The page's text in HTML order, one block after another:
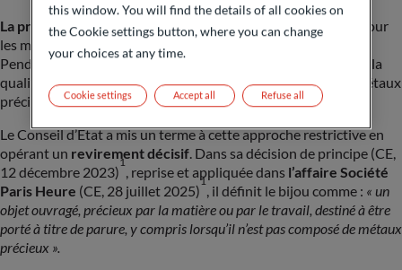
La première étape consiste donc à qualifier le bien cédé.
Pour
les montres, cette qualification a longtemps divisé les juges.
Pendant de nombreuses années, l’administration ne retenait la
qualification de bijou que pour les montres composées de métaux
précieux ou serties de pierres précieuses ou de diamants.
Le Conseil d’Etat a mis un terme à cette approche restrictive en
opérant un revirement décisif. Dans sa décision de principe (CE,
12 décembre 2023)
1
, reprise et appliquée dans l’affaire Société
Paris Heure (CE, 28 juillet 2025)
1
, il définit le bijou comme : « un
objet ouvragé, précieux par la matière ou par le travail, destiné à être
porté à titre de parure, y compris lorsqu’il n’est pas composé de métaux
précieux ».
this window. You will find the details of all cookies on
the Cookie settings button, where you can change
your choices at any time.
Cookie settings Refuse all
Accept all